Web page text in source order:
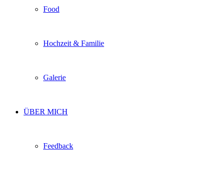
Food
Hochzeit & Familie
Galerie
ÜBER MICH
Feedback